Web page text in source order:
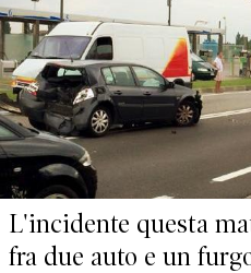
L'incidente questa
fra due auto e un